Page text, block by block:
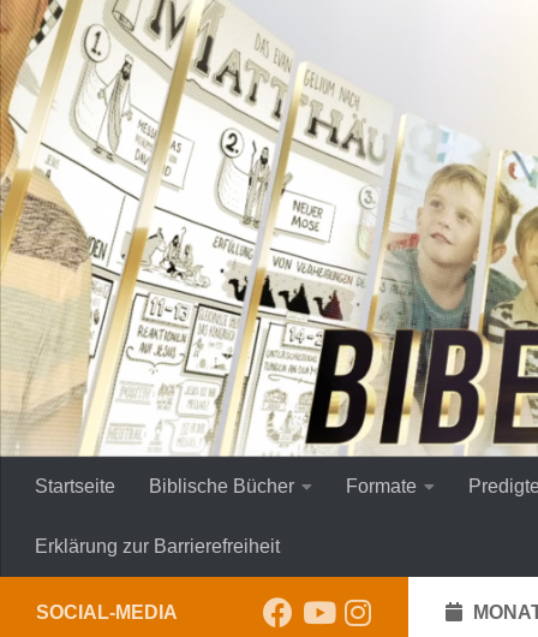
Zum Inhalt springen
Startseite Biblische Bücher Formate
Erklärung zur Barrierefreiheit
SOCIAL-MEDIA